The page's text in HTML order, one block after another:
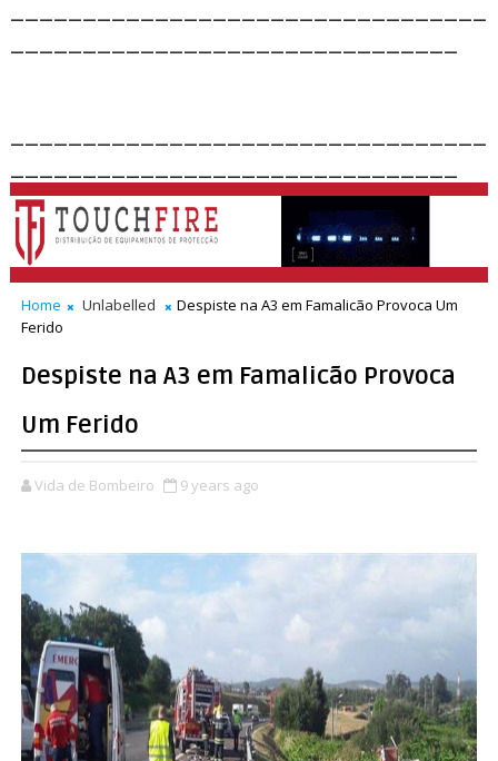
Home Unlabelled
Despiste na A3 em Famalicão Provoca Um
Ferido
Despiste na A3 em Famalicão Provoca
Um Ferido
Vida de Bombeiro 9 years ago